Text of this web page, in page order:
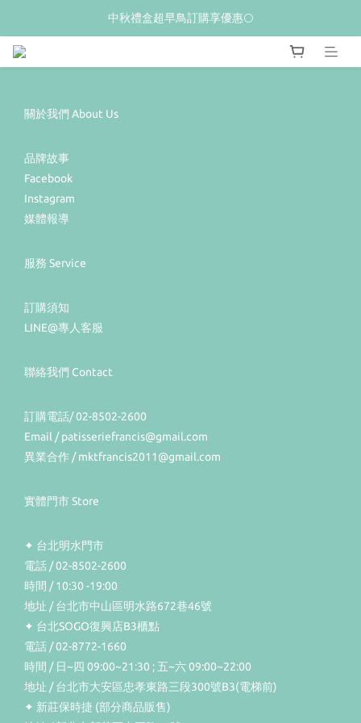
𝙒𝙚𝙡𝙘𝙤𝙢𝙚💝 新加入會員贈$𝟭𝟬𝟬購物金
中秋禮盒超早鳥訂購享優惠🌕
關於我們 About Us
品牌故事
Facebook
Instagram
媒體報導
服務 Service
訂購須知
LINE@專人客服
聯絡我們 Contact
訂購電話/ 02-8502-2600
Email / patisseriefrancis@gmail.com
異業合作 / mktfrancis2011@gmail.com
實體門市 Store
✦ 台北明水門市
電話 / 02-8502-2600
時間 / 10:30 -19:00
地址 / 台北市中山區明水路672巷46號
✦ 台北SOGO復興店B3櫃點
電話 / 02-8772-1660
時間 / 日~四 09:00~21:30 ; 五~六 09:00~22:00
地址 / 台北市大安區忠孝東路三段300號B3(電梯前)
✦ 新莊保時捷 (部分商品販售)